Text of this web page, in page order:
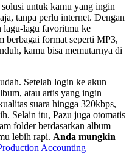
untuk kamu yang ingin
tanpa perlu internet. Dengan
lagu-lagu favoritmu ke
berbagai format seperti MP3,
kamu bisa memutarnya di
Setelah login ke akun
atau artis yang ingin
suara hingga 320kbps,
Selain itu, Pazu juga otomatis
folder berdasarkan album
lebih rapi. Anda mungkin
Accounting